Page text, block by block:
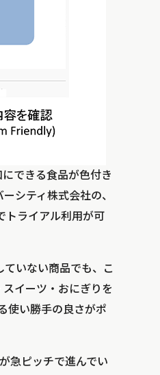
できる食品が色付き
シティ株式会社の、
トライアル利用が可
いない商品でも、こ
イーツ・おにぎりを
使い勝手の良さがポ
急ピッチで進んでい